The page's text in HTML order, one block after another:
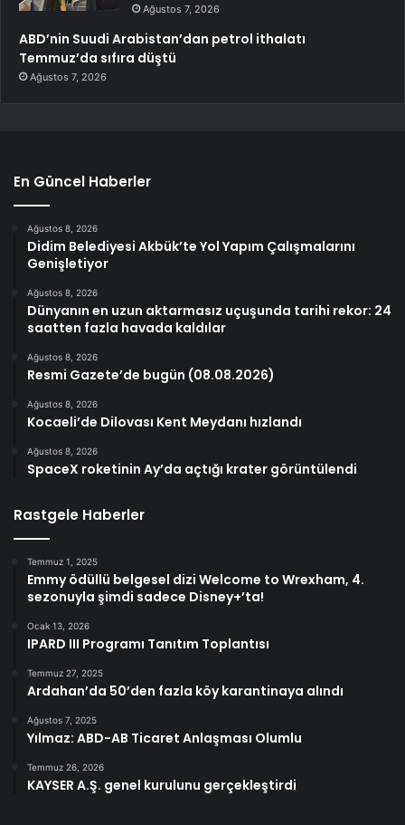
Ağustos 7, 2026
ABD’nin Suudi Arabistan’dan petrol ithalatı
Temmuz’da sıfıra düştü
Ağustos 7, 2026
En Güncel Haberler
Ağustos 8, 2026
Didim Belediyesi Akbük’te Yol Yapım Çalışmalarını
Genişletiyor
Ağustos 8, 2026
Dünyanın en uzun aktarmasız uçuşunda tarihi rekor: 24
saatten fazla havada kaldılar
Ağustos 8, 2026
Resmi Gazete’de bugün (08.08.2026)
Ağustos 8, 2026
Kocaeli’de Dilovası Kent Meydanı hızlandı
Ağustos 8, 2026
SpaceX roketinin Ay’da açtığı krater görüntülendi
Rastgele Haberler
Temmuz 1, 2025
Emmy ödüllü belgesel dizi Welcome to Wrexham, 4.
sezonuyla şimdi sadece Disney+’ta!
Ocak 13, 2026
IPARD III Programı Tanıtım Toplantısı
Temmuz 27, 2025
Ardahan’da 50’den fazla köy karantinaya alındı
Ağustos 7, 2025
Yılmaz: ABD-AB Ticaret Anlaşması Olumlu
Temmuz 26, 2026
KAYSER A.Ş. genel kurulunu gerçekleştirdi